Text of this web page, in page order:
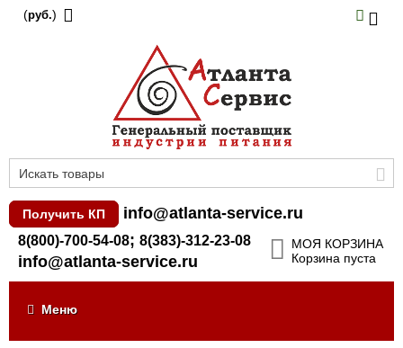
(руб.)
Получить КП info@atlanta-service.ru
8(800)-700-54-08; 8(383)-312-23-08
info@atlanta-service.ru
МОЯ КОРЗИНА
Корзина пуста
Меню